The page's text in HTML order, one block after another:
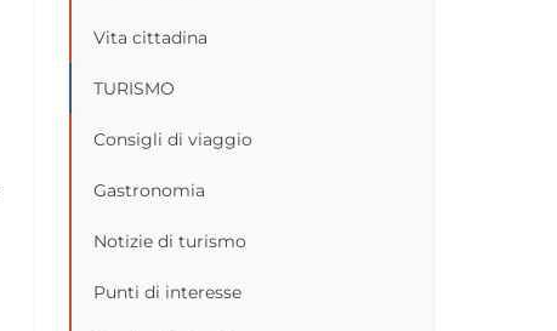
Vita cittadina
TURISMO
Consigli di viaggio
Gastronomia
Notizie di turismo
Punti di interesse